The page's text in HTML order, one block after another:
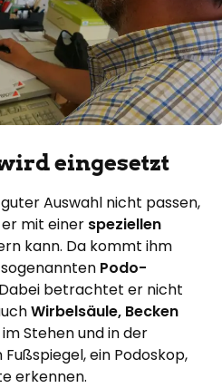
eingesetzt
Auswahl nicht passen,
mit einer speziellen
kann. Da kommt ihm
Podo-
betrachtet er nicht
Wirbelsäule, Becken
im Stehen und in der
ein Podoskop,
erkennen.